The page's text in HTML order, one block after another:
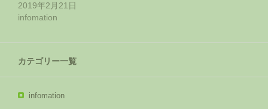
2019年2月21日
infomation
カテゴリー一覧
infomation